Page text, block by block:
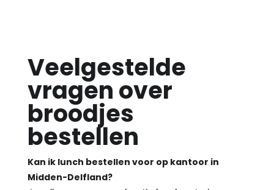
Veelgestelde
vragen over
broodjes
bestellen
Kan ik lunch bestellen voor op kantoor in
Midden-Delfland?